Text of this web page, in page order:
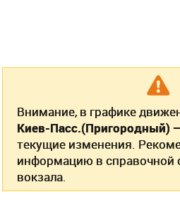
Внимание, в графике
Киев-Пасс.(Пригородный)
текущие изменения.
информацию в справочной
вокзала.